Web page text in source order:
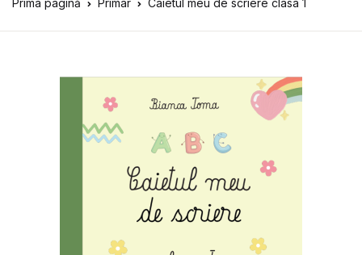
Prima pagină Primar Caietul meu de scriere clasa 1